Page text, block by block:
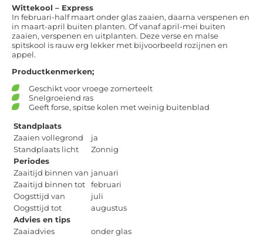
Wittekool – Express
In februari-half maart onder glas zaaien, daarna verspenen en
in maart-april buiten planten. Of vanaf april-mei buiten
zaaien, verspenen en uitplanten. Deze verse en malse
spitskool is rauw erg lekker met bijvoorbeeld rozijnen en
appel.
Productkenmerken;
Geschikt voor vroege zomerteelt
Snelgroeiend ras
Geeft forse, spitse kolen met weinig buitenblad
Standplaats
Zaaien vollegrond
ja
Standplaats licht
Zonnig
Periodes
Zaaitijd binnen van januari
Zaaitijd binnen tot
februari
Oogsttijd van
juli
Oogsttijd tot
augustus
Advies en tips
Zaaiadvies
onder glas